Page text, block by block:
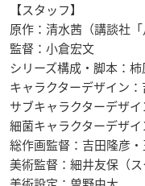
【スタッフ】
原作：清水茜（講談社「
監督：小倉宏文
シリーズ構成・脚本：
キャラクターデザイン
サブキャラクターデザ
細菌キャラクターデザ
総作画監督：吉田隆彦
美術監督：細井友保（ス